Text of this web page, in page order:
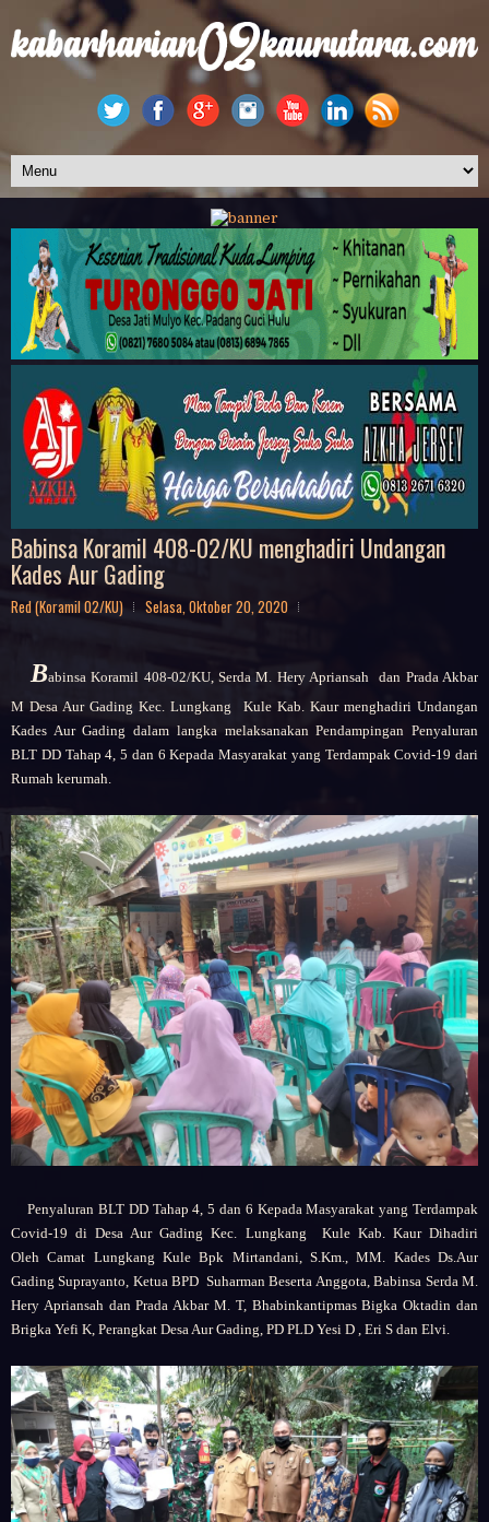
Babinsa Koramil 408-02/KU menghadiri Undangan
Kades Aur Gading
Red (Koramil 02/KU) Selasa, Oktober 20, 2020
Babinsa Koramil 408-02/KU, Serda M. Hery Apriansah dan Prada Akbar
MDesa Aur Gading Kec. Lungkang Kule Kab. Kaur menghadiri Undangan
Kades Aur Gading dalam langka melaksanakan Pendampingan Penyaluran
BLT DD Tahap 4, 5 dan 6 Kepada Masyarakat yang Terdampak Covid-19 dari
Rumah kerumah.
Penyaluran BLT DD Tahap 4, 5 dan 6 Kepada Masyarakat yang Terdampak
Covid-19 diDesa Aur Gading Kec. Lungkang Kule Kab. KaurDihadiri
OlehCamat Lungkang Kule Bpk Mirtandani, S.Km., MM. Kades Ds.Aur
Gading Suprayanto, Ketua BPD Suharman Beserta Anggota,Babinsa Serda M.
Hery Apriansah dan Prada Akbar M. T, Bhabinkantipmas Bigka Oktadin dan
Brigka Yefi K, Perangkat Desa Aur Gading, PD PLD Yesi D , Eri S dan Elvi.